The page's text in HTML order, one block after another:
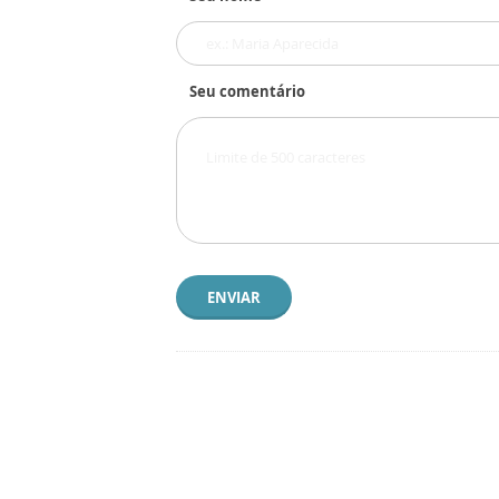
Seu comentário
ENVIAR